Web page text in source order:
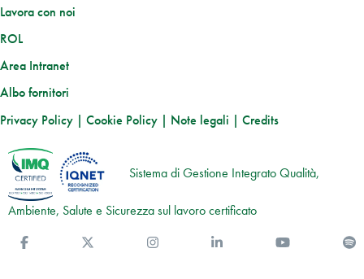
Lavora con noi
ROL
Area Intranet
Albo fornitori
Privacy Policy | Cookie Policy | Note legali | Credits
Sistema di Gestione Integrato Qualità,
Ambiente, Salute e Sicurezza sul lavoro certificato
You Tube